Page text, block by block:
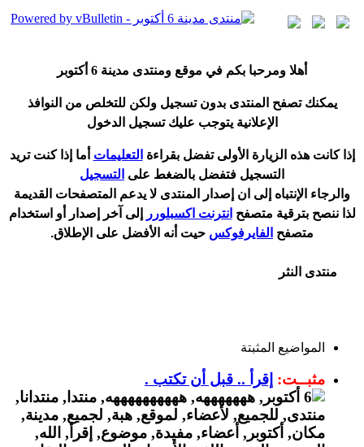
هلا ومرحبا بكم في موقع ومنتدى مدينة 6 أكتوبر
يمكنك تصفح المنتدى بدون تسجيل ولكن للتخلص من النوافذ
الإعلانية يتوجب عليك تسجيل الدخول
إذا كانت هذه الزيارة الأولى تفضل بقراءة التعليمات ما إذا كنت تريد
التسجيل فتفضل بالضغط على التسجيل
والرجاء الإنتباه إلى ان إصدار المنتدى لا يدعم المتصفحات القديمة
لذا ننصح بترقية متصفح انترنت اكسبلورر إلى آخر إصدار أو استخدام
متصفح الفايرفوكس حيت نه الأفضل على الإطلاق.
منتدى النثر
المواضيع المثبتة
مثبــت: إقرأ .. قبل أن تكتب .